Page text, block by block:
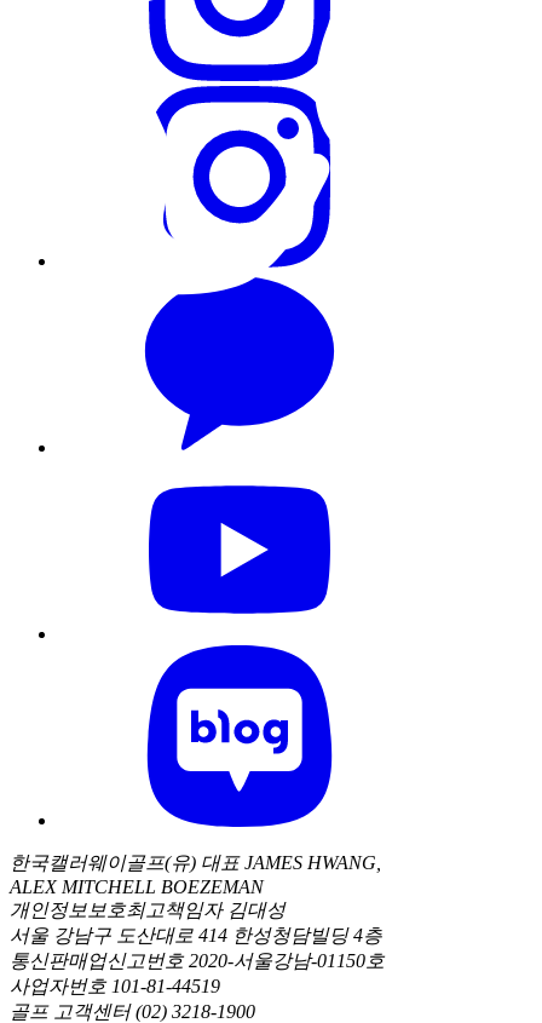
한국캘러웨이골프(유) 대표 JAMES HWANG,
ALEX MITCHELL BOEZEMAN
개인정보보호최고책임자 김대성
서울 강남구 도산대로 414 한성청담빌딩 4층
통신판매업신고번호 2020-서울강남-01150호
사업자번호 101-81-44519
골프 고객센터 (02) 3218-1900